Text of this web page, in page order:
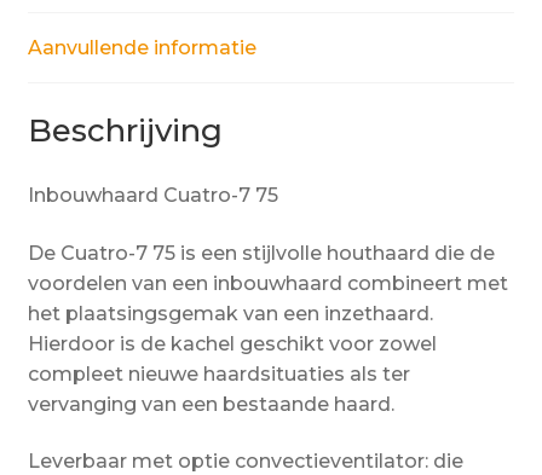
Aanvullende informatie
Beschrijving
Inbouwhaard Cuatro-7 75
De Cuatro-7 75 is een stijlvolle houthaard die de
voordelen van een inbouwhaard combineert met
het plaatsingsgemak van een inzethaard.
Hierdoor is de kachel geschikt voor zowel
compleet nieuwe haardsituaties als ter
vervanging van een bestaande haard.
Leverbaar met optie convectieventilator: die